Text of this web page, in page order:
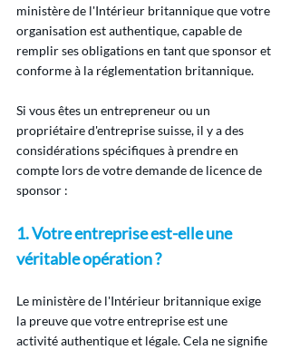
ministère de l'Intérieur britannique que votre
organisation est authentique, capable de
remplir ses obligations en tant que sponsor et
conforme à la réglementation britannique.
Si vous êtes un entrepreneur ou un
propriétaire d'entreprise suisse, il y a des
considérations spécifiques à prendre en
compte lors de votre demande de licence de
sponsor :
1. Votre entreprise est-elle une
véritable opération ?
Le ministère de l'Intérieur britannique exige
la preuve que votre entreprise est une
activité authentique et légale. Cela ne signifie